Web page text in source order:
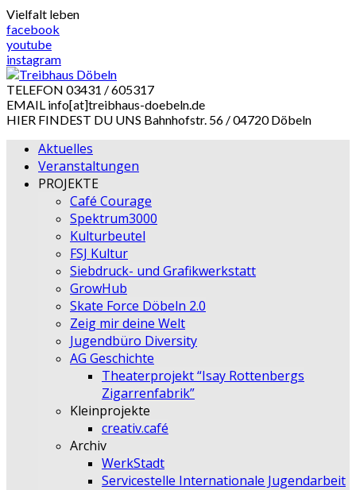
Skip
to
content
Vielfalt leben
facebook
youtube
instagram
TELEFON 03431 / 605317
EMAIL info[at]treibhaus-doebeln.de
HIER FINDEST DU UNS Bahnhofstr. 56 / 04720 Döbeln
Aktuelles
Veranstaltungen
PROJEKTE
Café Courage
Spektrum3000
Kulturbeutel
FSJ Kultur
Siebdruck- und Grafikwerkstatt
GrowHub
Skate Force Döbeln 2.0
Zeig mir deine Welt
Jugendbüro Diversity
AG Geschichte
Theaterprojekt “Isay Rottenbergs
Zigarrenfabrik”
Kleinprojekte
creativ.café
Archiv
WerkStadt
Servicestelle Internationale Jugendarbeit